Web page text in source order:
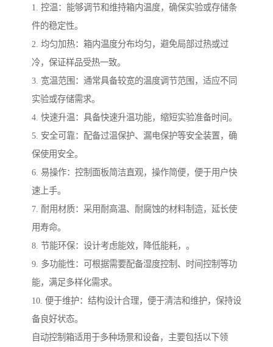
1. 控温：能够调节和维持箱内温度，确保实验或存储条
件的稳定性。
2. 均匀加热：箱内温度分布均匀，避免局部过热或过
冷，保证样品受热一致。
3. 宽温范围：通常具备较宽的温度调节范围，适应不同
实验或存储需求。
4. 快速升温：具备快速升温功能，缩短实验准备时间。
5. 安全可靠：配备过温保护、漏电保护等安全装置，确
保使用安全。
6. 易操作：控制面板简洁直观，操作简便，便于用户快
速上手。
7. 耐用材质：采用耐高温、耐腐蚀的材料制造，延长使
用寿命。
8. 节能环保：设计考虑能效，降低能耗，。
9. 多功能性：可根据需要配备湿度控制、时间控制等功
能，满足多样化需求。
10. 便于维护：结构设计合理，便于清洁和维护，保持设
备良好状态。
自动控制箱适用于多种场景和设备，主要包括以下领